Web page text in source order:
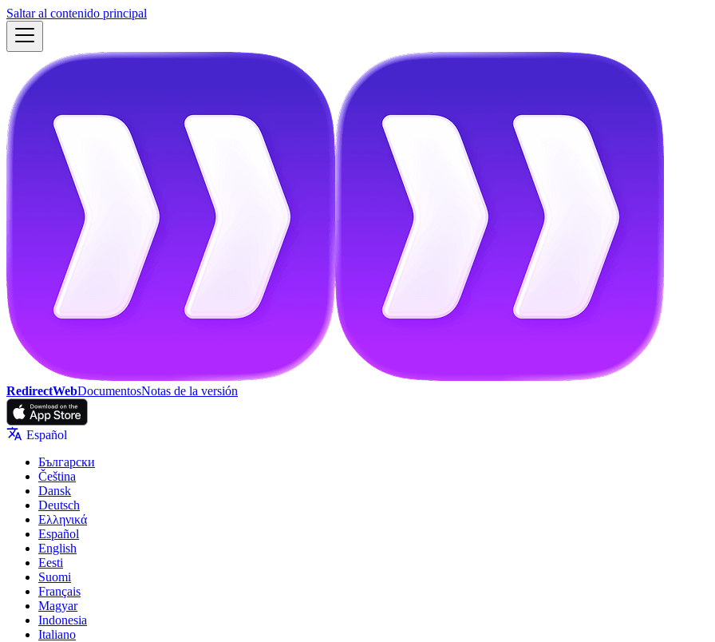
Saltar al contenido principal
RedirectWebDocumentosNotas de la versión
Español
Български
Čeština
Dansk
Deutsch
Ελληνικά
Español
English
Eesti
Suomi
Français
Magyar
Indonesia
Italiano